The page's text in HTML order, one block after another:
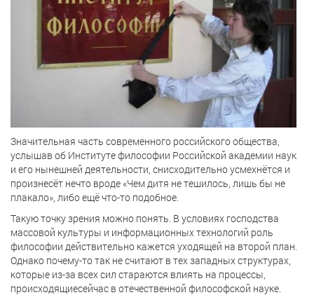
Значительная часть современного российского общества,
услышав об Институте философии Российской академии наук
и его нынешней деятельности, снисходительно усмехнётся и
произнесёт нечто вроде «Чем дитя не тешилось, лишь бы не
плакало», либо ещё что-то подобное.
Такую точку зрения можно понять. В условиях господства
массовой культуры и информационных технологий роль
философии действительно кажется уходящей на второй план.
Однако почему-то так не считают в тех западных структурах,
которые из-за всех сил стараются влиять на процессы,
происходящиесейчас в отечественной философской науке.